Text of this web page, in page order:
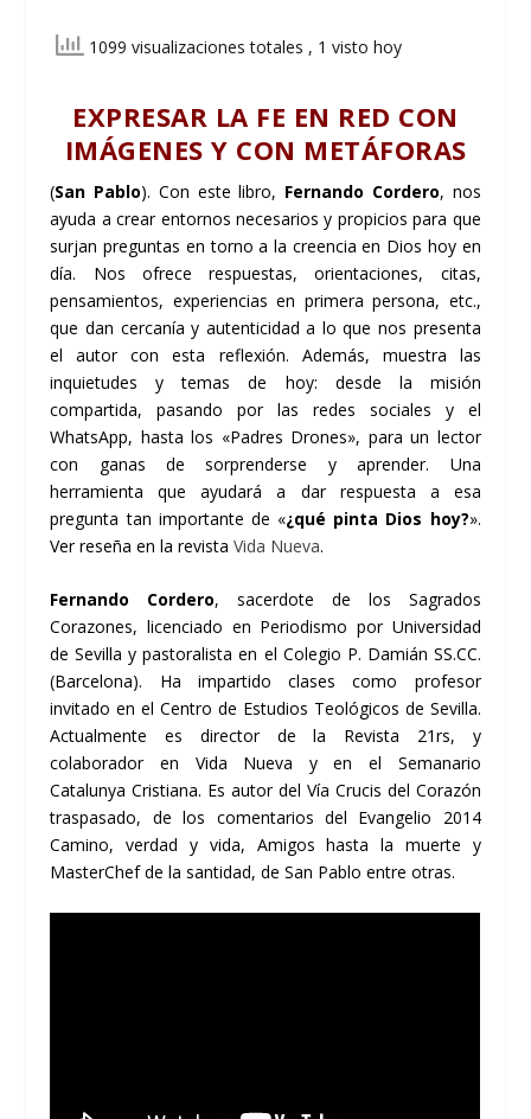
1099 visualizaciones totales , 1 visto hoy
EXPRESAR LA FE EN RED CON
IMÁGENES Y CON METÁFORAS
(San Pablo). Con este libro, Fernando Cordero, nos
ayuda a crear entornos necesarios y propicios para que
surjan preguntas en torno a la creencia en Dios hoy en
día. Nos ofrece respuestas, orientaciones, citas,
pensamientos, experiencias en primera persona, etc.,
que dan cercanía y autenticidad a lo que nos presenta
el autor con esta reflexión. Además, muestra las
inquietudes y temas de hoy: desde la misión
compartida, pasando por las redes sociales y el
WhatsApp, hasta los «Padres Drones», para un lector
con ganas de sorprenderse y aprender. Una
herramienta que ayudará a dar respuesta a esa
pregunta tan importante de «¿qué pinta Dios hoy?».
Ver reseña en la revistaVida Nueva.
Fernando Cordero, sacerdote de los Sagrados
Corazones, licenciado en Periodismo por Universidad
de Sevilla y pastoralista en el Colegio P. Damián SS.CC.
(Barcelona). Ha impartido clases como profesor
invitado en el Centro de Estudios Teológicos de Sevilla.
Actualmente es director de la Revista 21rs, y
colaborador en Vida Nueva y en el Semanario
Catalunya Cristiana. Es autor del Vía Crucis del Corazón
traspasado, de los comentarios del Evangelio 2014
Camino, verdad y vida, Amigos hasta la muerte y
MasterChef de la santidad, de San Pablo entre otras.